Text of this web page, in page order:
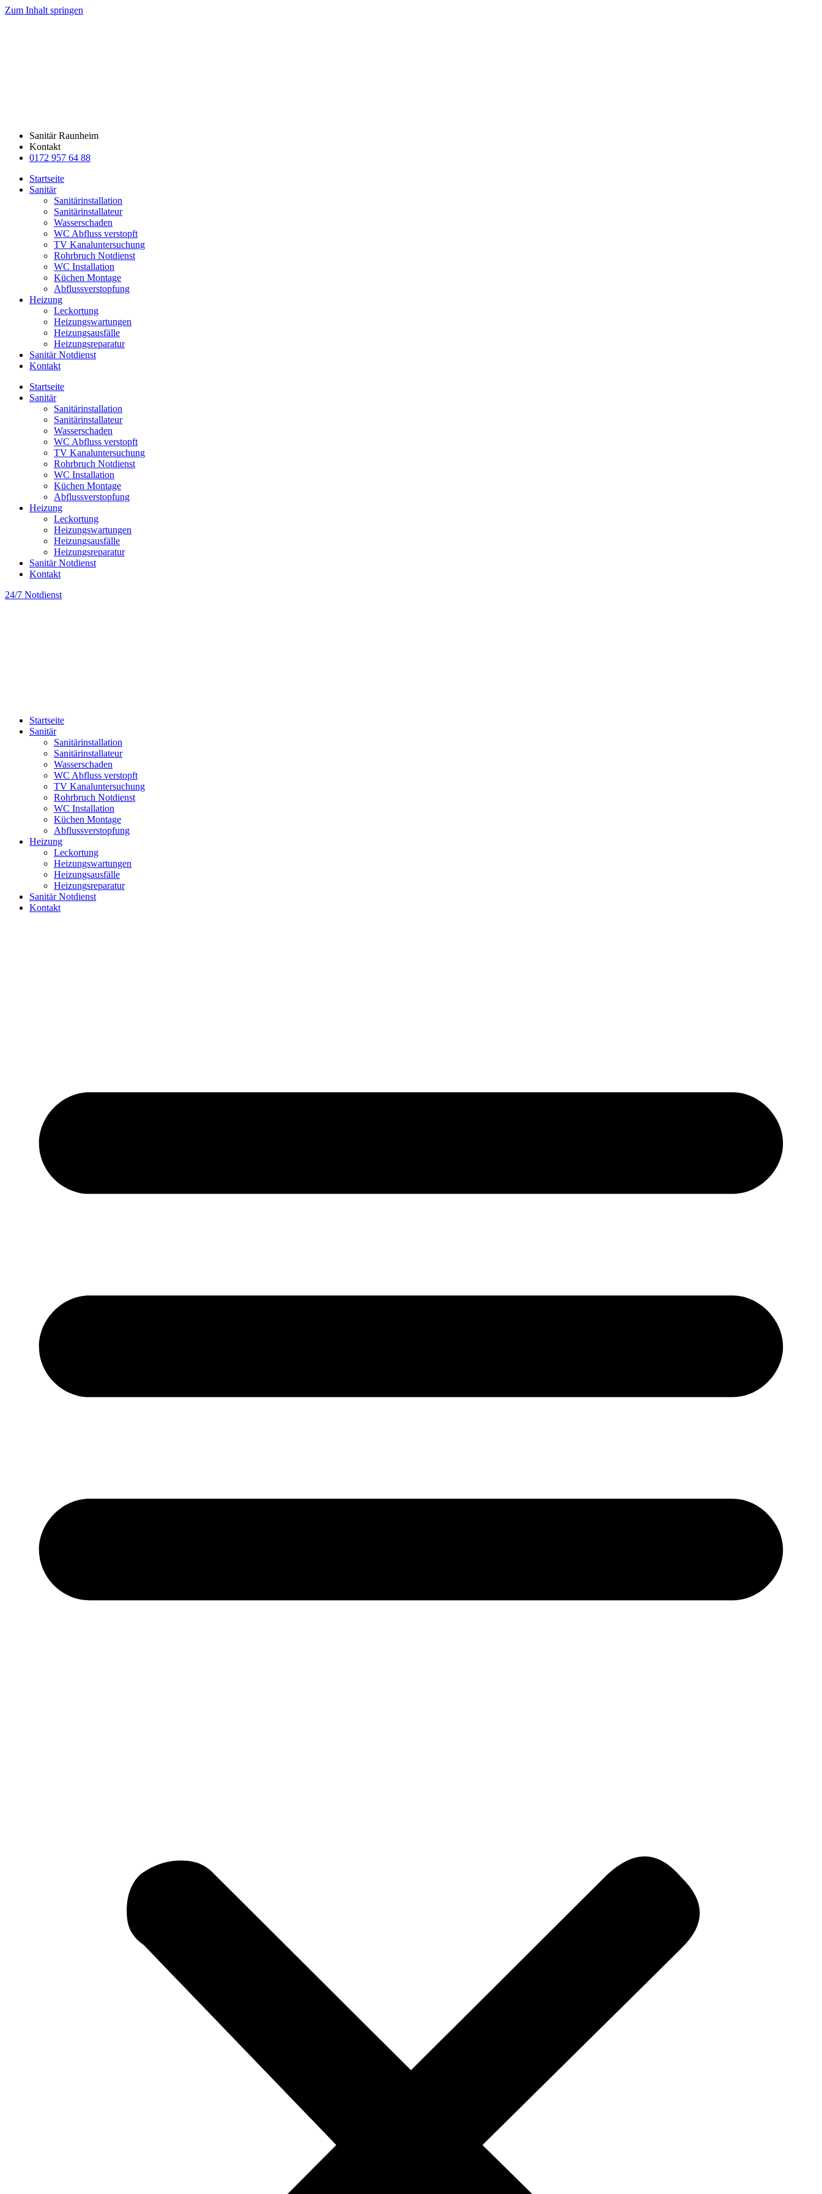
Zum Inhalt springen
Sanitär Raunheim
Kontakt
0172 957 64 88
Startseite
Sanitär
Sanitärinstallation
Sanitärinstallateur
Wasserschaden
WC Abfluss verstopft
TV Kanaluntersuchung
Rohrbruch Notdienst
WC Installation
Küchen Montage
Abflussverstopfung
Heizung
Leckortung
Heizungswartungen
Heizungsausfälle
Heizungsreparatur
Sanitär Notdienst
Kontakt
Startseite
Sanitär
Sanitärinstallation
Sanitärinstallateur
Wasserschaden
WC Abfluss verstopft
TV Kanaluntersuchung
Rohrbruch Notdienst
WC Installation
Küchen Montage
Abflussverstopfung
Heizung
Leckortung
Heizungswartungen
Heizungsausfälle
Heizungsreparatur
Sanitär Notdienst
Kontakt
24/7 Notdienst
Startseite
Sanitär
Sanitärinstallation
Sanitärinstallateur
Wasserschaden
WC Abfluss verstopft
TV Kanaluntersuchung
Rohrbruch Notdienst
WC Installation
Küchen Montage
Abflussverstopfung
Heizung
Leckortung
Heizungswartungen
Heizungsausfälle
Heizungsreparatur
Sanitär Notdienst
Kontakt